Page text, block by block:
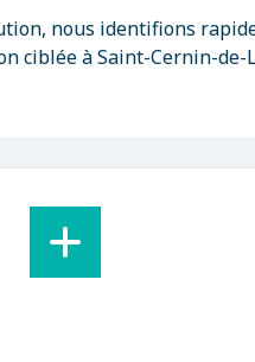
nous identifions
ciblée à Saint-Cernin-de-